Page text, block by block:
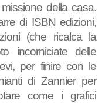
della casa.
di ISBN edizioni,
(che ricalca la
incorniciate delle
per finire con le
di Zannier per
come i grafici